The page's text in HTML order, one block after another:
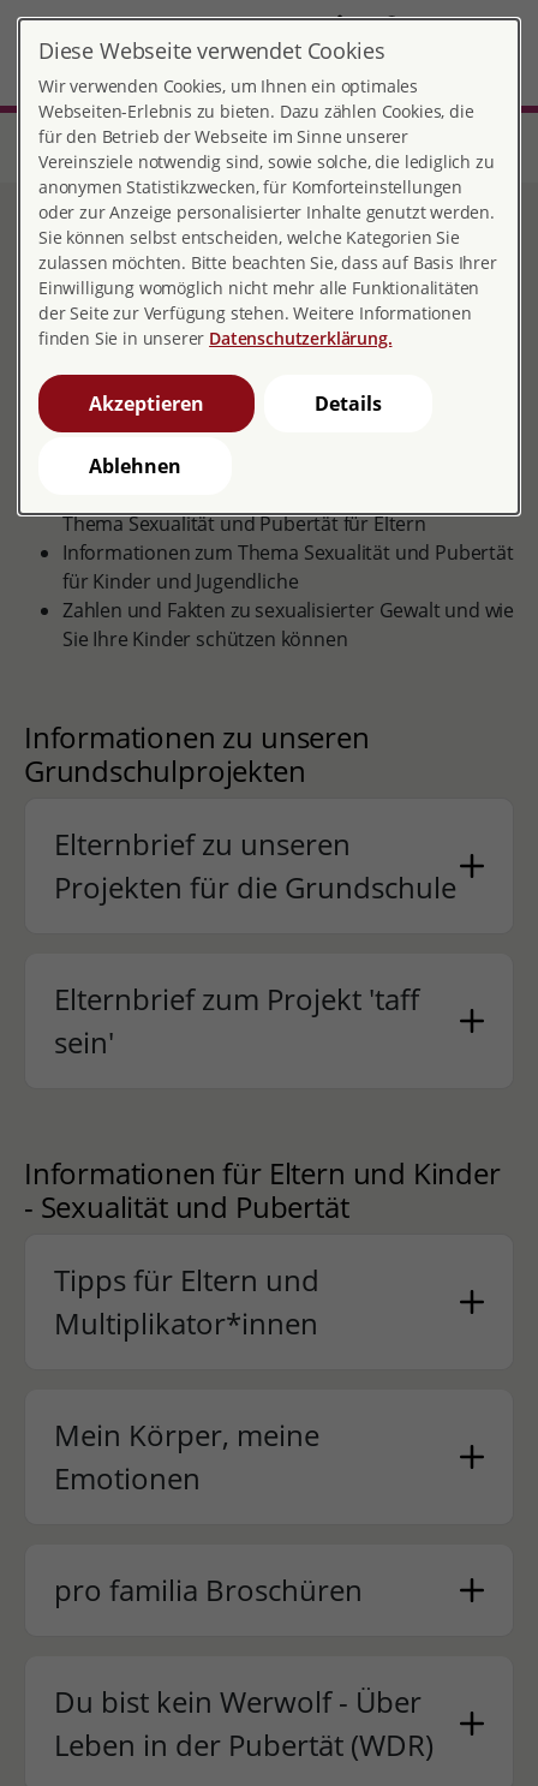
DE
Start Baden-Württemberg
Beratungsstelle Ludwigsburg
Sexuelle Bildung
Elterninformationen zu unseren Projekten
Elterninformationen zu
unseren Projekten
Auf dieser Seite finden Sie ...
Informationen zu unserer Arbeitsweise in den
Schulprojekten
Thema Sexualität und Pubertät für Eltern
Informationen zum Thema Sexualität und Pubertät
für Kinder und Jugendliche
Zahlen und Fakten zu sexualisierter Gewalt und wie
Sie Ihre Kinder schützen können
Informationen zu unseren
Grundschulprojekten
Elternbrief zu unseren
Projekten für die Grundschule
Elternbrief zum Projekt 'taff
sein'
Informationen für Eltern und Kinder
- Sexualität und Pubertät
Tipps für Eltern und
Multiplikator*innen
Mein Körper, meine
Emotionen
pro familia Broschüren
Du bist kein Werwolf - Über
Leben in der Pubertät (WDR)
Diese Webseite verwendet Cookies
Wir verwenden Cookies, um Ihnen ein optimales
Webseiten-Erlebnis zu bieten. Dazu zählen Cookies, die
für den Betrieb der Webseite im Sinne unserer
Vereinsziele notwendig sind, sowie solche, die lediglich zu
anonymen Statistikzwecken, für Komforteinstellungen
oder zur Anzeige personalisierter Inhalte genutzt werden.
Sie können selbst entscheiden, welche Kategorien Sie
zulassen möchten. Bitte beachten Sie, dass auf Basis Ihrer
Einwilligung womöglich nicht mehr alle Funktionalitäten
der Seite zur Verfügung stehen. Weitere Informationen
finden Sie in unserer Datenschutzerklärung.
Akzeptieren Details
Ablehnen